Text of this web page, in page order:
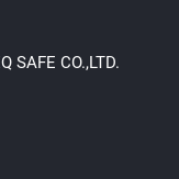
SAFE CO.,LTD.